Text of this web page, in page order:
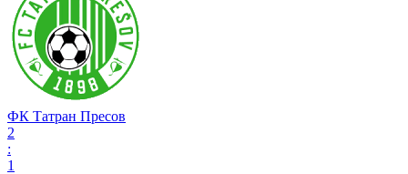
ФК Татран Пресов
2
:
1